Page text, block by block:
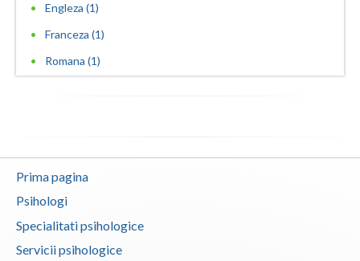
Tulcea
Valcea
Vaslui
Engleza (1)
Franceza (1)
Romana (1)
Prima pagina
Psihologi
Specialitati psihologice
Servicii psihologice